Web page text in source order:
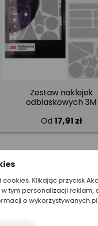
Zestaw naklejek
odblaskowych 3M
Od 17,91 zł
Klikając przycisk
tym personalizacji reklam,
o wykorzystywanych